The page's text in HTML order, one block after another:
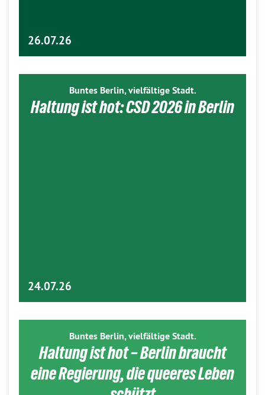
26.07.26
Buntes Berlin, vielfältige Stadt.
Haltung ist hot: CSD 2026 in Berlin
24.07.26
Buntes Berlin, vielfältige Stadt.
Haltung ist hot – Berlin braucht
eine Regierung, die queeres Leben